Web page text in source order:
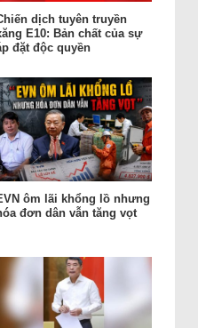
dịch tuyên truyền
E10: Bản chất của sự
đặt độc quyền
ôm lãi khổng lồ nhưng
đơn dân vẫn tăng vọt